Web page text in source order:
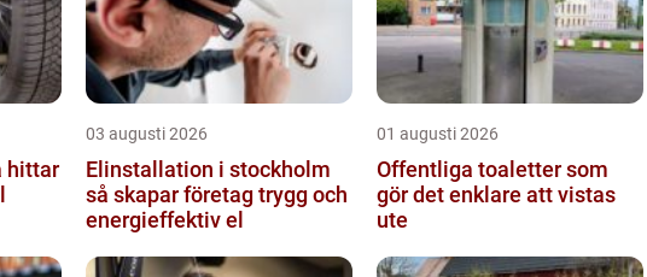
03 augusti 2026
Elinstallation i stockholm
så skapar företag trygg och
energieffektiv el
01 augusti 2026
Offentliga toaletter som
gör det enklare att vistas
ute